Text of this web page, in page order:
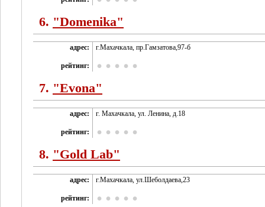
6. "Domenika"
адрес: г.Махачкала, пр.Гамзатова,97-б
рейтинг:
7. "Evona"
адрес: г. Махачкала, ул. Ленина, д.18
рейтинг:
8. "Gold Lab"
адрес: г.Махачкала, ул.Шеболдаева,23
рейтинг: